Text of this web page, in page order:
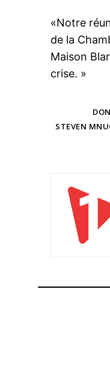
«Notre
de la
Maison
crise. »
STEVEN